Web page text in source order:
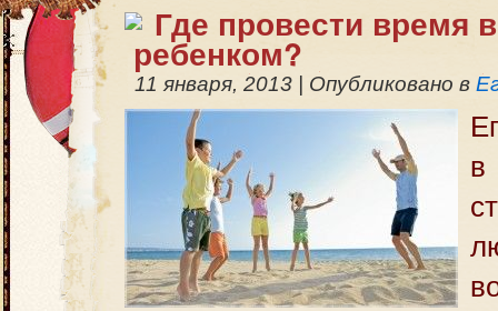
Где провести время
ребенком?
11 января, 2013 Опубликовано в
в